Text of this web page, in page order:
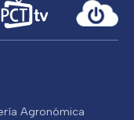
Agronómica